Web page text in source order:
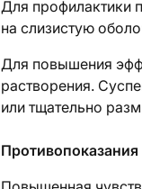
Для профилактики
на слизистую
Для повышения
растворения.
или тщательно